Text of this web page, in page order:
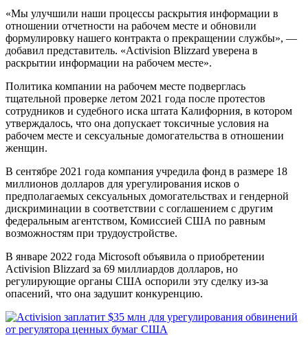
«Мы улучшили наши процессы раскрытия информации в
отношении отчетности на рабочем месте и обновили
формулировку нашего контракта о прекращении службы», —
добавил представитель. «Activision Blizzard уверена в
раскрытии информации на рабочем месте».
Политика компании на рабочем месте подверглась
тщательной проверке летом 2021 года после протестов
сотрудников и судебного иска штата Калифорния, в котором
утверждалось, что она допускает токсичные условия на
рабочем месте и сексуальные домогательства в отношении
женщин.
В сентябре 2021 года компания учредила фонд в размере 18
миллионов долларов для урегулирования исков о
предполагаемых сексуальных домогательствах и гендерной
дискриминации в соответствии с соглашением с другим
федеральным агентством, Комиссией США по равным
возможностям при трудоустройстве.
В январе 2022 года Microsoft объявила о приобретении
Activision Blizzard за 69 миллиардов долларов, но
регулирующие органы США оспорили эту сделку из-за
опасений, что она задушит конкуренцию.